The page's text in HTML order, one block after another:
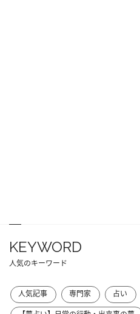
KEYWORD
人気のキーワード
人気記事 専門家 占い